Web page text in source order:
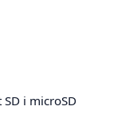
i microSD